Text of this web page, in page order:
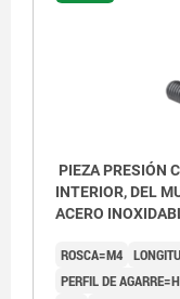
PIEZA PRESIÓN
INTERIOR, DEL
ACERO
ROSCA=M4
PERFIL DE